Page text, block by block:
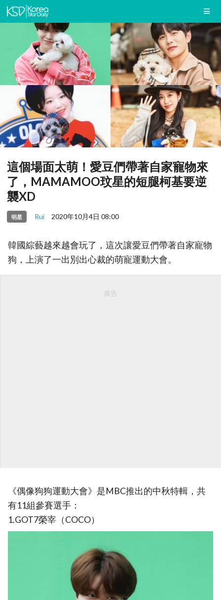
這個場面太萌！愛豆們帶著自家寵物來
了，MAMAMOO玟星的短腿柯基要逆
襲XD
明星 Rui 2020年10月4日 08:00
韓國綜藝越來越會玩了，這次讓愛豆們帶著自家寵物
狗，上演了一出別出心裁的萌寵運動大會。
廣告
《偶像狗狗運動大會》是MBC推出的中秋特輯，共
有11組參賽選手：
1.GOT7榮宰（COCO）